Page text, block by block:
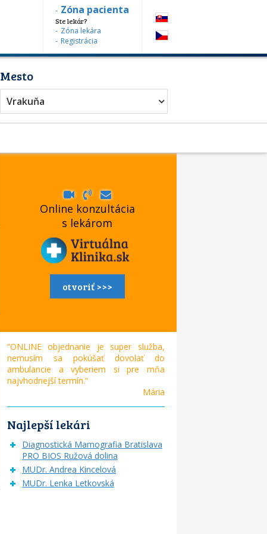
Zóna pacienta
Ste lekár?
Zóna lekára
Registrácia
Mesto
Vrakuňa
Online konzultácia
s lekárom
otvoriť >>>
“ONLINE objednanie je super služba,
nemusím sa pokúšať dovolať do
ambulancie a vyberiem si pre mňa
najvhodnejší termín.“
Mária
Najlepší lekári
Diagnostická Mamografia Bratislava
PRO BIOS Ružová dolina
MUDr. Andrea Kincelová
MUDr. Lenka Letkovská